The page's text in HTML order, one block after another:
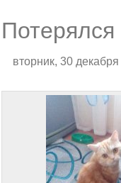
Потерялся
вторник, 30 декабря